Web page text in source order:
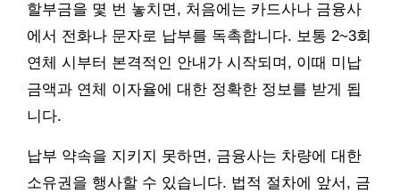
할부금을 몇 번 놓치면, 처음에는 카드사나 금융사
에서 전화나 문자로 납부를 독촉합니다. 보통 2~3회
연체 시부터 본격적인 안내가 시작되며, 이때 미납
금액과 연체 이자율에 대한 정확한 정보를 받게 됩
니다.
납부 약속을 지키지 못하면, 금융사는 차량에 대한
소유권을 행사할 수 있습니다. 법적 절차에 앞서, 금